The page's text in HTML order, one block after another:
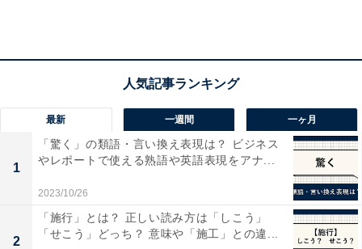
2位は、「プリセールス」で平均630万円となっていま
す。また、生涯賃金は3億3408万円です。男女別平均を
20代が439万円、50代以上になると960万円までアップ
します。
最新 一週間 一ヶ月
1
「驚く」の類語・言い換え表現は？ ビジネス
やレポートで使える熟語や英語表現をアナ...
2023/10/26
2
「施行」とは？ 正しい読み方は「しこう」
「せこう」どっち？ 意味や「施工」との違...